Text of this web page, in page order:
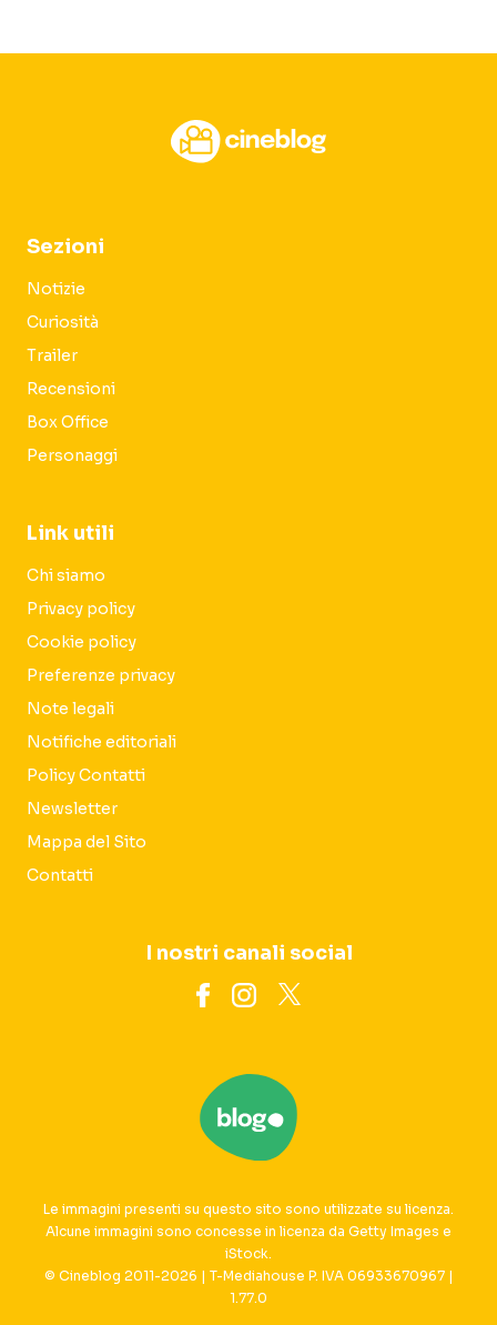
Sezioni
Notizie
Curiosità
Trailer
Recensioni
Box Office
Personaggi
Link utili
Chi siamo
Privacy policy
Cookie policy
Preferenze privacy
Note legali
Notifiche editoriali
Policy Contatti
Newsletter
Mappa del Sito
Contatti
I nostri canali social
Le immagini presenti su questo sito sono utilizzate su licenza.
Alcune immagini sono concesse in licenza da Getty Images e
iStock.
© Cineblog 2011-2026 | T-Mediahouse P. IVA 06933670967 |
1.77.0